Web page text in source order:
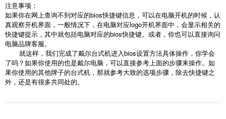
注意事项：
如果你在网上查询不到对应的bios快捷键信息，可以在电脑开机的时候，认
真观察开机界面，一般情况下，在电脑对应logo开机界面中，会显示相关的
快捷键提示，其中就包括电脑对应的bios快捷键。或者，你也可以直接询问
电脑品牌客服。
就这样，我们完成了戴尔台式机进入bios设置方法具体操作，你学会
了吗？如果你使用的也是戴尔电脑，可以直接参考上面的步骤来操作。如
果你使用的其他牌子的台式机，那就参考大致的选项步骤，除去快捷键之
外，还是有很多共同处的。